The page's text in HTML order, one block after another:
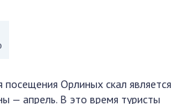
Орлиных скал является
— апрель. В это время туристы